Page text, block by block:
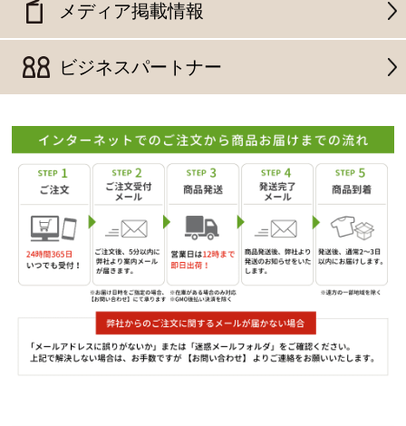
メディア掲載情報
ビジネスパートナー